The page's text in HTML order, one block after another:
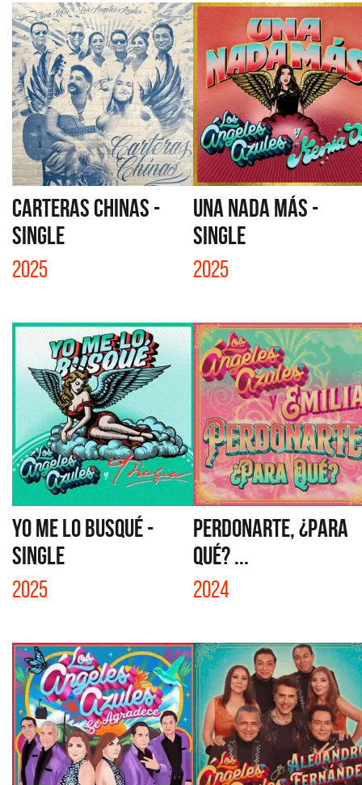
CARTERAS CHINAS -
SINGLE
2025
UNA NADA MÁS -
SINGLE
2025
YO ME LO BUSQUÉ -
SINGLE
2025
PERDONARTE, ¿PARA
QUÉ? ...
2024